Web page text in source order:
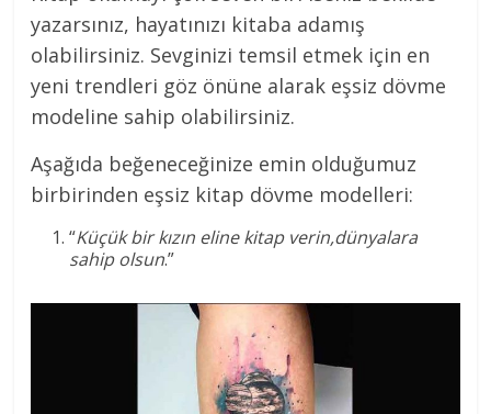
yazarsınız, hayatınızı kitaba adamış
olabilirsiniz. Sevginizi temsil etmek için en
yeni trendleri göz önüne alarak eşsiz dövme
modeline sahip olabilirsiniz.
Aşağıda beğeneceğinize emin olduğumuz
birbirinden eşsiz kitap dövme modelleri:
“Küçük bir kızın eline kitap verin,dünyalara
sahip olsun.”